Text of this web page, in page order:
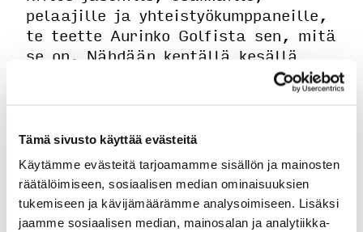
Tämä sivusto käyttää evästeitä
Käytämme evästeitä tarjoamamme sisällön ja mainosten
räätälöimiseen, sosiaalisen median ominaisuuksien
tukemiseen ja kävijämäärämme analysoimiseen. Lisäksi
jaamme sosiaalisen median, mainosalan ja analytiikka-
pelaajille ja yhteistyökumppaneille,
te teette Aurinko Golfista sen, mitä
se on. Nähdään kentällä kesällä
Aurinko Golfin yhteisöön pääset
edelleen liittymällä jäseneksi.
Jäsenyys avaa oven tapahtumiin,
kilpailuihin ja aktiiviseen
golfyhteisöön ympäri vuoden.